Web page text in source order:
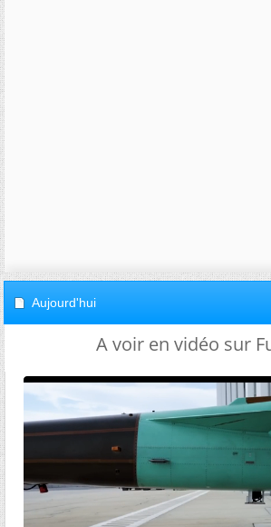
Aujourd'hui
A voir en vidéo sur